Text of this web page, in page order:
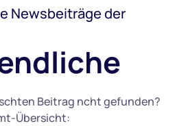
Newsbeiträge der
Beitrag ncht gefunden?
Übersicht: